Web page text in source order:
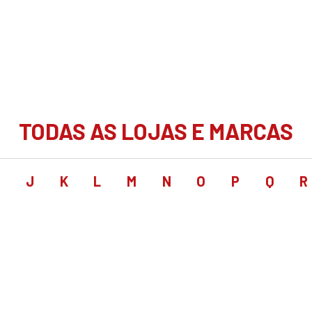
TODAS AS LOJAS E MARCAS
J K L M N O P Q R